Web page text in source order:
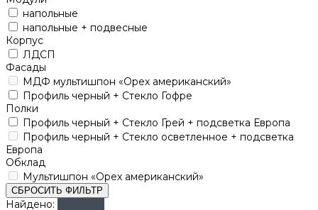
напольные
напольные + подвесные
Корпус
ЛДСП
Фасады
МДФ мультишпон «Орех американский»
Профиль черный + Стекло Гофре
Полки
Профиль черный + Стекло Грей + подсветка Европа
Профиль черный + Стекло осветленное + подсветка
Европа
Обклад
Мультишпон «Орех американский»
СБРОСИТЬ ФИЛЬТР
Найдено: